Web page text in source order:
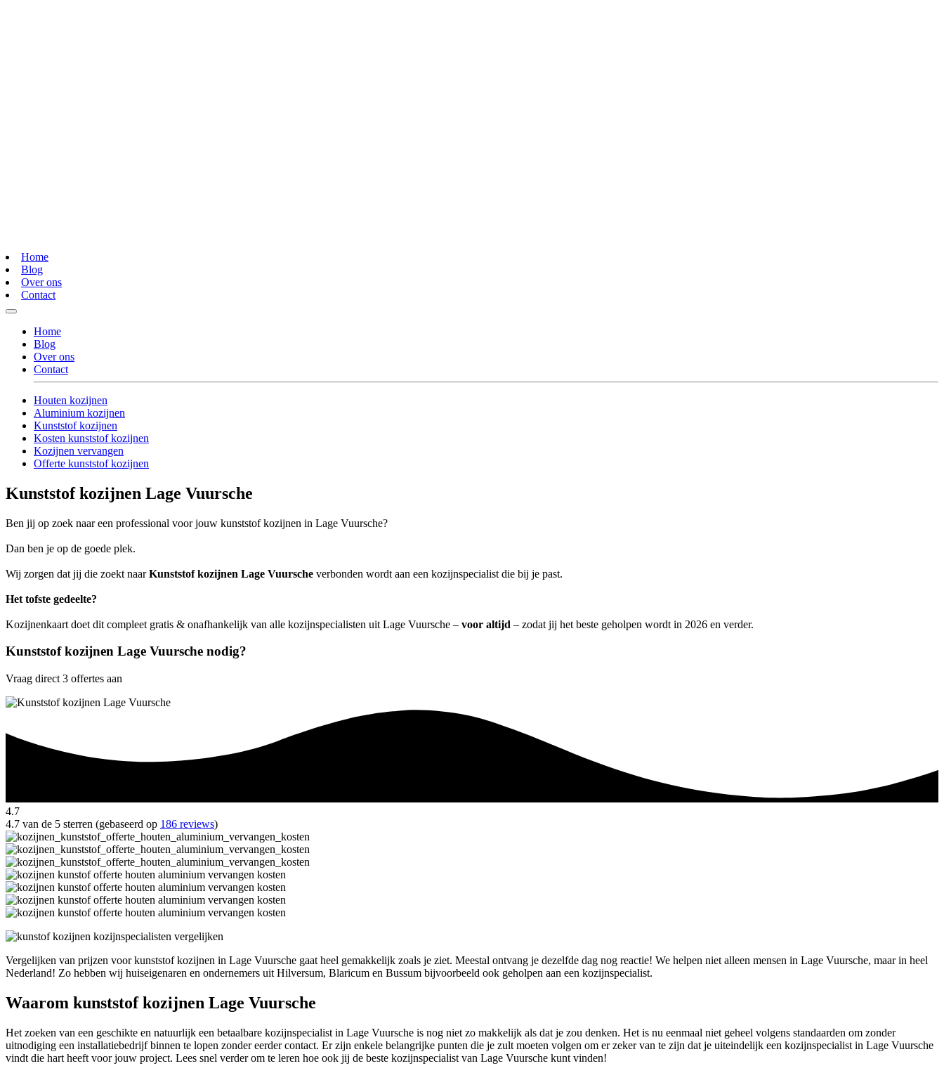
Home
Blog
Over ons
Contact
Home
Blog
Over ons
Contact
Houten kozijnen
Aluminium kozijnen
Kunststof kozijnen
Kosten kunststof kozijnen
Kozijnen vervangen
Offerte kunststof kozijnen
Kunststof kozijnen Lage Vuursche
Ben jij op zoek naar een professional voor jouw kunststof kozijnen in Lage Vuursche?
Dan ben je op de goede plek.
Wij zorgen dat jij die zoekt naarKunststof kozijnen Lage Vuursche verbonden wordt aan een kozijnspecialist die bij je past.
Het tofste gedeelte?
Kozijnenkaart doet dit compleet gratis & onafhankelijk van alle kozijnspecialisten uit Lage Vuursche – voor altijd – zodat jij het beste geholpen wordt in 2026 en verder.
Kunststof kozijnen Lage Vuursche nodig?
Vraag direct 3 offertes aan
4.7
4.7 van de 5 sterren (gebaseerd op 186 reviews)
Vergelijken van prijzen voor kunststof kozijnen in Lage Vuursche gaat heel gemakkelijk zoals je ziet. Meestal ontvang je dezelfde dag nog reactie! We helpen niet alleen mensen in Lage Vuursche, maar in heel
Nederland! Zo hebben wij huiseigenaren en ondernemers uit Hilversum, Blaricum en Bussum bijvoorbeeld ook geholpen aan een kozijnspecialist.
Waarom kunststof kozijnen Lage Vuursche
Het zoeken van een geschikte en natuurlijk een betaalbare kozijnspecialist in Lage Vuursche is nog niet zo makkelijk als dat je zou denken. Het is nu eenmaal niet geheel volgens standaarden om zonder
uitnodiging een installatiebedrijf binnen te lopen zonder eerder contact. Er zijn enkele belangrijke punten die je zult moeten volgen om er zeker van te zijn dat je uiteindelijk een kozijnspecialist in Lage Vuursche
vindt die hart heeft voor jouw project. Lees snel verder om te leren hoe ook jij de beste kozijnspecialist van Lage Vuursche kunt vinden!